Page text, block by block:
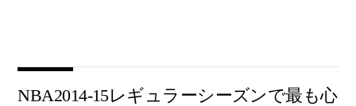
NBA2014-15レギュラーシーズンで最も心